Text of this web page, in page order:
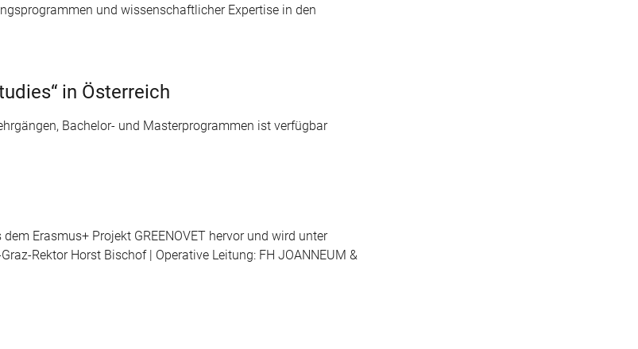
und wissenschaftlicher Expertise in den
in Österreich
Bachelor- und Masterprogrammen ist verfügbar
Erasmus+ Projekt GREENOVET hervor und wird unter
Rektor Horst Bischof | Operative Leitung: FH JOANNEUM &